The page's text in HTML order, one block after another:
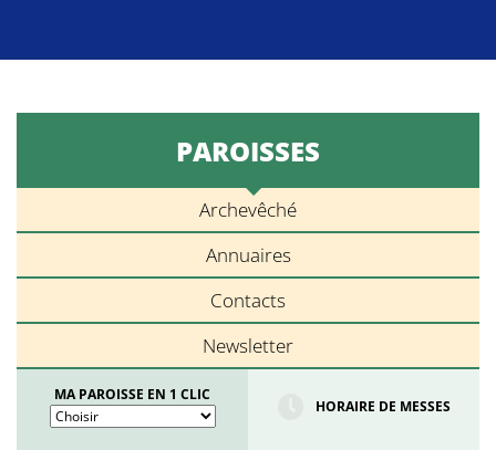
PAROISSES
Archevêché
Annuaires
Contacts
Newsletter
MA PAROISSE EN 1 CLIC
HORAIRE DE MESSES